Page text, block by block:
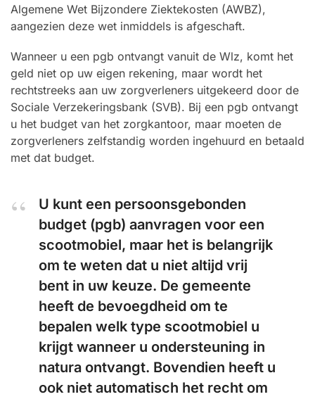
Algemene Wet Bijzondere Ziektekosten (AWBZ),
aangezien deze wet inmiddels is afgeschaft.
Wanneer u een pgb ontvangt vanuit de Wlz, komt het
geld niet op uw eigen rekening, maar wordt het
rechtstreeks aan uw zorgverleners uitgekeerd door de
Sociale Verzekeringsbank (SVB). Bij een pgb ontvangt
u het budget van het zorgkantoor, maar moeten de
zorgverleners zelfstandig worden ingehuurd en betaald
met dat budget.
U kunt een persoonsgebonden
budget (pgb) aanvragen voor een
scootmobiel, maar het is belangrijk
om te weten dat u niet altijd vrij
bent in uw keuze. De gemeente
heeft de bevoegdheid om te
bepalen welk type scootmobiel u
krijgt wanneer u ondersteuning in
natura ontvangt. Bovendien heeft u
ook niet automatisch het recht om